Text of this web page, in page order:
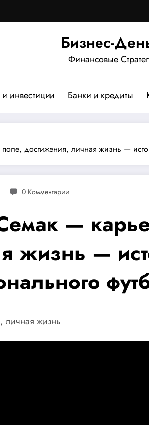
Бизнес-
Финансовые
инвестиции Банки и кредиты
достижения, личная жизнь —
0 Комментарии
—
жизнь —